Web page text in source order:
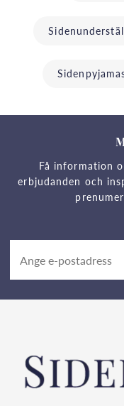
Få information
erbjudanden och